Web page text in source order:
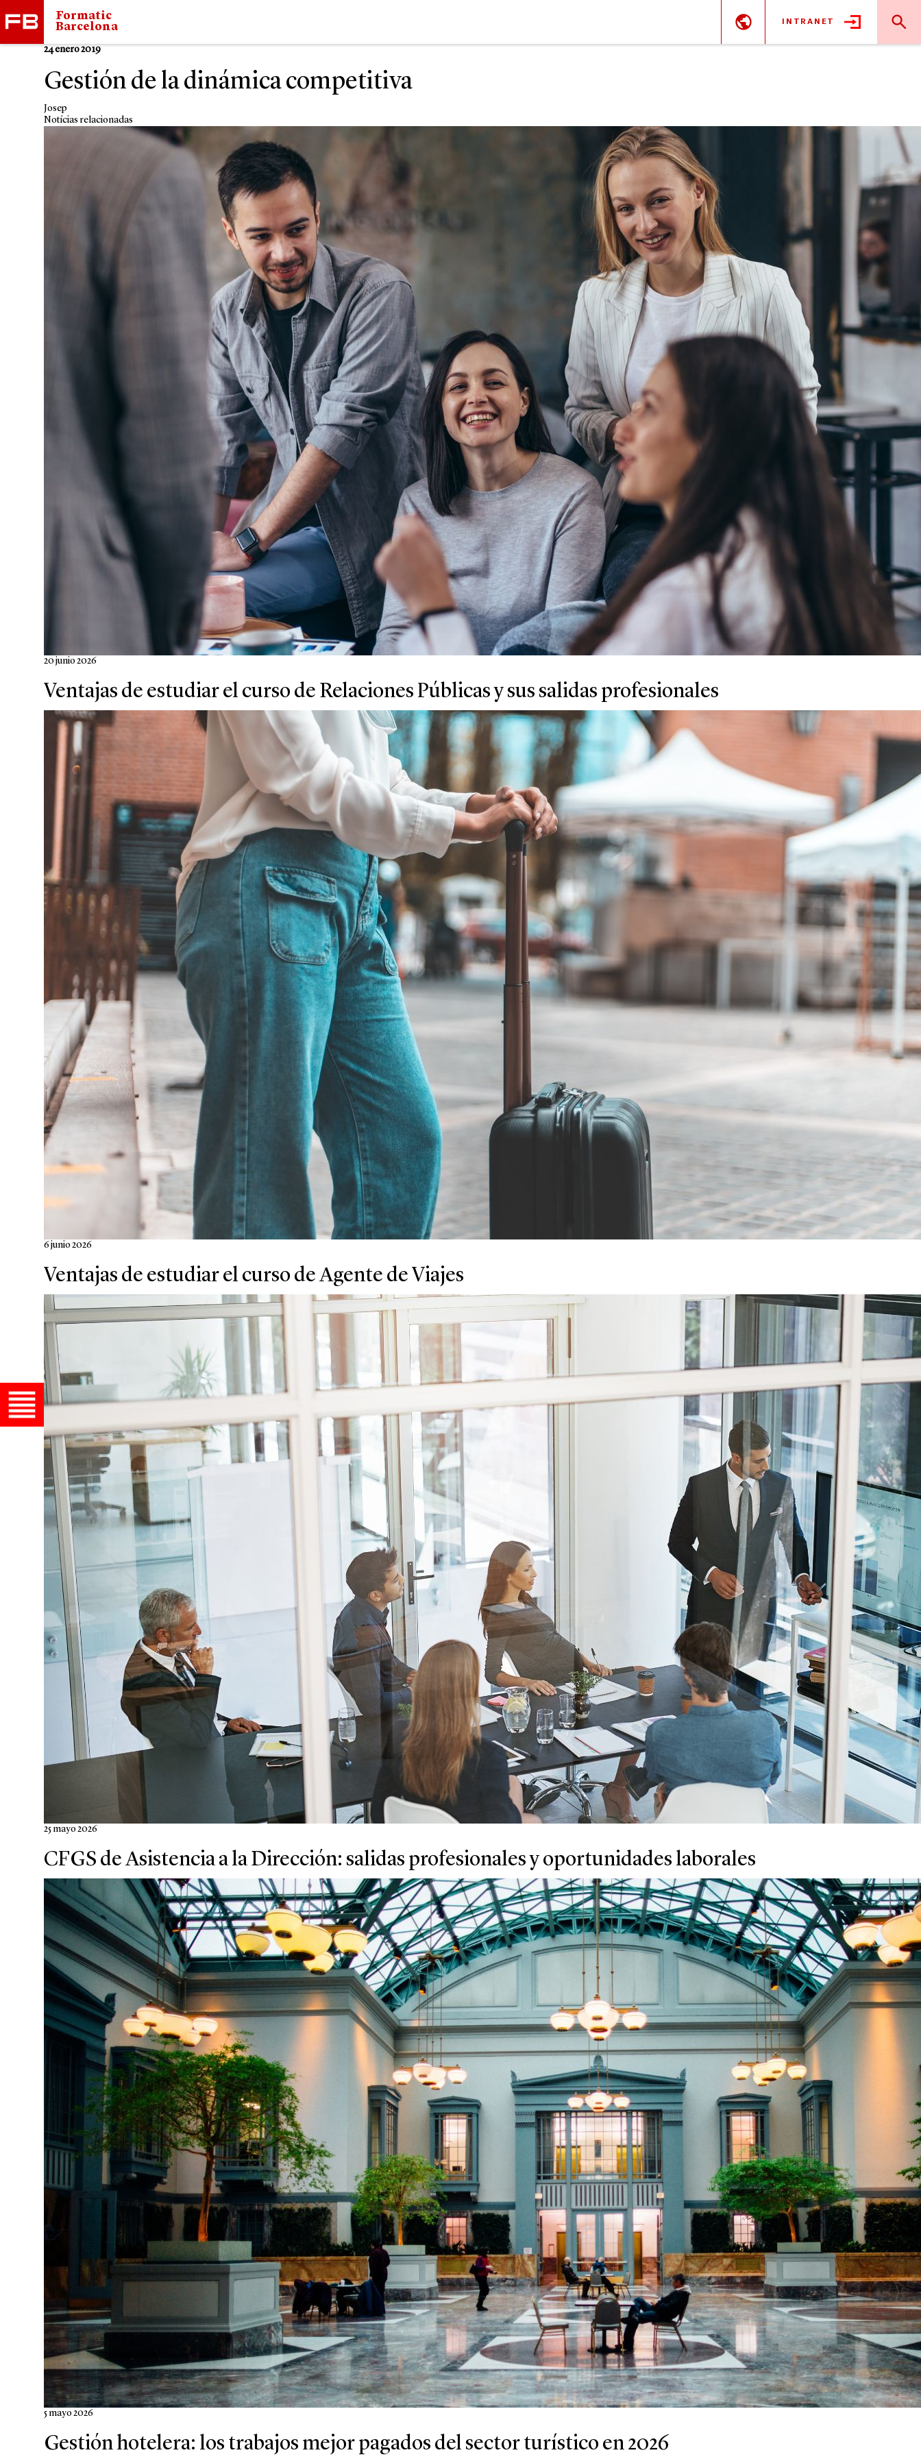
Formatic
Barcelona
INTRANET
24 enero 2019
Gestión de la dinámica competitiva
Josep
Notícias relacionadas
20 junio 2026
Ventajas de estudiar el curso de Relaciones Públicas y sus salidas profesionales
6 junio 2026
Ventajas de estudiar el curso de Agente de Viajes
25 mayo 2026
CFGS de Asistencia a la Dirección: salidas profesionales y oportunidades laborales
5 mayo 2026
Gestión hotelera: los trabajos mejor pagados del sector turístico en 2026